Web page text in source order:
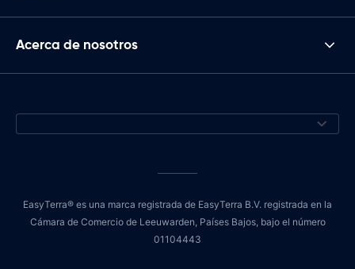
Acerca de nosotros
EasyTerra® es una marca registrada de EasyTerra B.V. registrada en la
Cámara de Comercio de Leeuwarden, Países Bajos, bajo el número
01104443